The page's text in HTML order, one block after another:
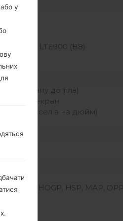
(B5), LTE900 (B8)
екрану до тіла)
екран
пікселів на дюйм)
HID, HOGP, HSP, MAP,
у